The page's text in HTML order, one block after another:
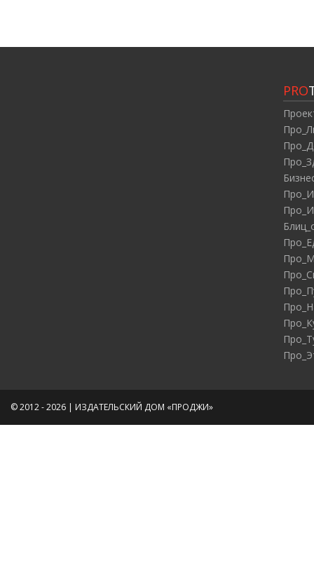
PRO
© 2012 - 2026 | ИЗДАТЕЛЬСКИЙ ДОМ «ПРОДЖИ»